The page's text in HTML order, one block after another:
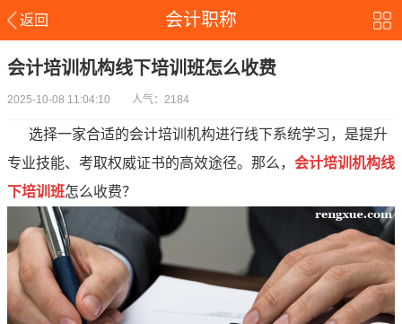
返回 会计职称
会计培训机构线下培训班怎么收费
2025-10-08 11:04:10 人气：2184
选择一家合适的会计培训机构进行线下系统学习，是提升
专业技能、考取权威证书的高效途径。那么， 会计培训机构线
下培训班怎么收费？